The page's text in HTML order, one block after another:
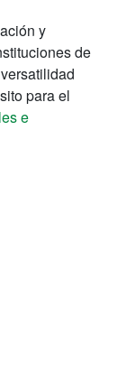
y
de
para el
e